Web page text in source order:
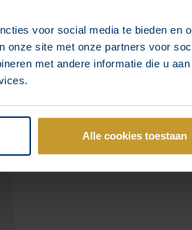
voor social media te bieden en
onze site met onze partners voor
met andere informatie die u
Alle cookies toestaan